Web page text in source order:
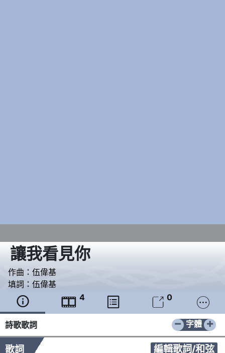
讓我看見你
作曲： 伍偉基
填詞： 伍偉基
  4   0 
詩歌歌詞 − +
字體
歌詞 編輯歌詞/和弦